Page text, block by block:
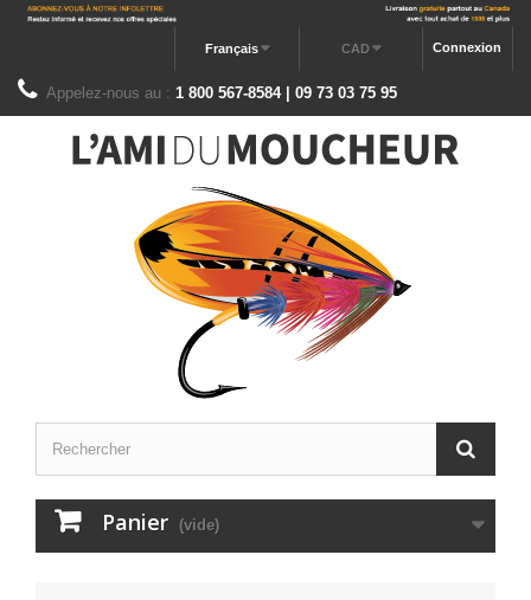
Connexion
CAD
Français
Appelez-nous au : 1 800 567-8584 | 09 73 03 75 95
Panier (vide)